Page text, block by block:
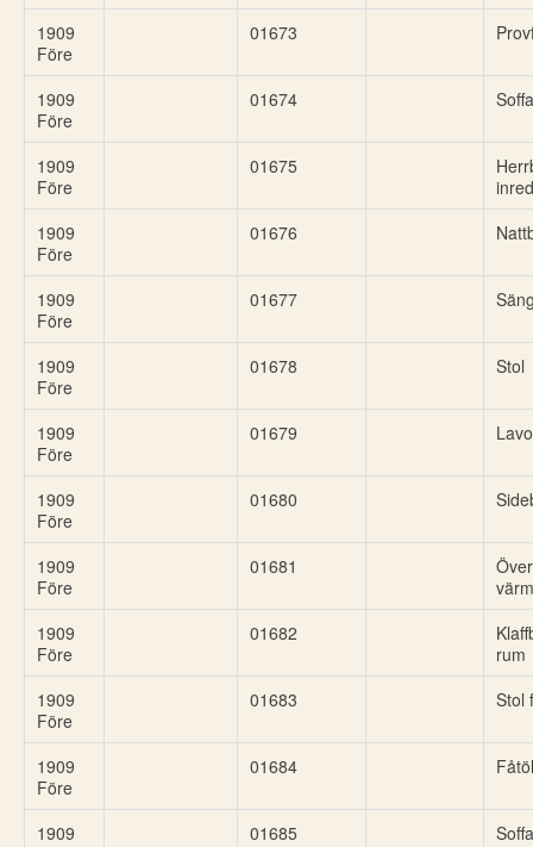
1909
Före
01673
1909
Före
01674 Soffa
1909
Före
01675
1909
Före
01676
1909
Före
01677
1909
Före
01678 Stol
1909
Före
01679
1909
Före
01680
1909
Före
01681
1909
Före
01682
rum
1909
Före
01683 Stol
1909
Före
01684
1909
01685